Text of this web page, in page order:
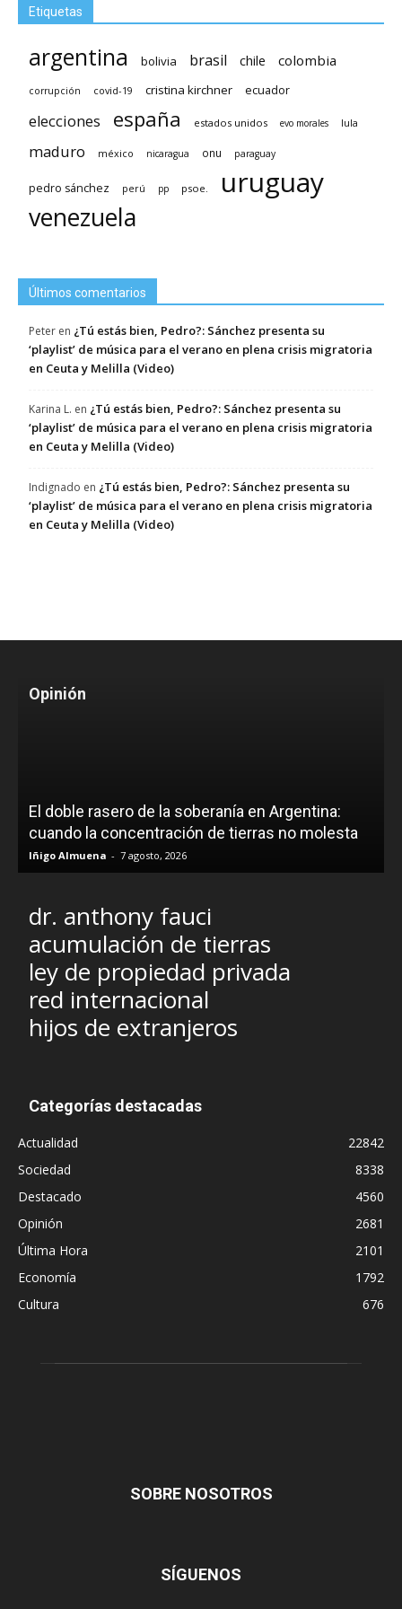
Etiquetas
argentina bolivia brasil chile colombia
corrupción covid-19 cristina kirchner ecuador
elecciones españa estados unidos evo morales lula
maduro méxico nicaragua onu paraguay
pedro sánchez perú pp psoe. uruguay
venezuela
Últimos comentarios
Peter en ¿Tú estás bien, Pedro?: Sánchez presenta su
‘playlist’ de música para el verano en plena crisis migratoria
en Ceuta y Melilla (Video)
Karina L. en ¿Tú estás bien, Pedro?: Sánchez presenta su
‘playlist’ de música para el verano en plena crisis migratoria
en Ceuta y Melilla (Video)
Indignado en ¿Tú estás bien, Pedro?: Sánchez presenta su
‘playlist’ de música para el verano en plena crisis migratoria
en Ceuta y Melilla (Video)
Opinión
El doble rasero de la soberanía en Argentina:
cuando la concentración de tierras no molesta
Iñigo Almuena - 7 agosto, 2026
dr. anthony fauci
acumulación de tierras
ley de propiedad privada
red internacional
hijos de extranjeros
Categorías destacadas
Actualidad
22842
Sociedad
8338
Destacado
4560
Opinión
2681
Última Hora
2101
Economía
1792
Cultura
676
SOBRE NOSOTROS
SÍGUENOS